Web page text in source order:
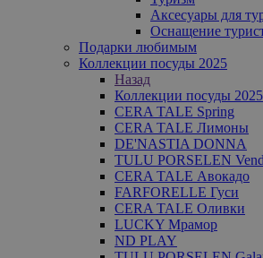
Аксесуары для
Оснащение
Подарки любимым
Коллекции посуды 2025
Назад
Коллекции посуды 2025
CERA TALE Spring
CERA TALE Лимоны
DE'NASTIA DONNA
TULU PORSELEN
CERA TALE Авокадо
FARFORELLE Гуси
CERA TALE Оливки
LUCKY Мрамор
ND PLAY